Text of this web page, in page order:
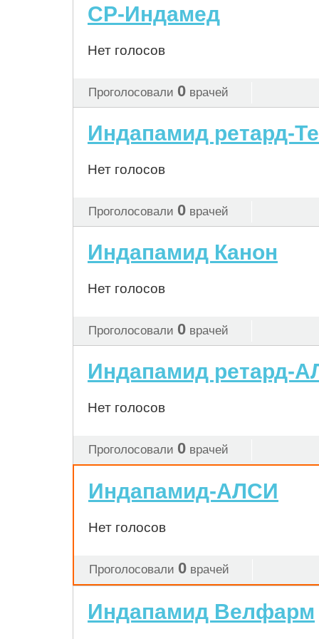
СР-Индамед
Нет голосов
Проголосовали 0 врачей
Индапамид ретард-
Нет голосов
Проголосовали 0 врачей
Индапамид Канон
Нет голосов
Проголосовали 0 врачей
Индапамид ретард-
Нет голосов
Проголосовали 0 врачей
Индапамид-АЛСИ
Нет голосов
Проголосовали 0 врачей
Индапамид Велфарм